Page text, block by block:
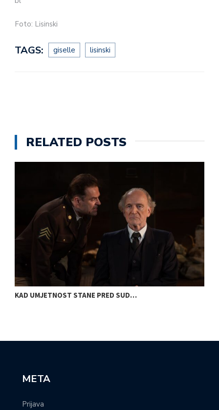
Foto: Lisinski
TAGS: giselle lisinski
RELATED POSTS
KAD UMJETNOST STANE PRED SUD…
META
Prijava